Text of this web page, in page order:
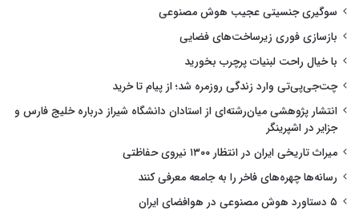
سوگیری جنسیتی عجیب هوش مصنوعی
بازسازی فوری زیرساخت‌های فضایی
با خیال راحت لبنیات پرچرب بخورید
چت‌جی‌پی‌تی وارد زندگی روزمره شد؛ از پیام تا خرید
انتشار پژوهشی میان‌رشته‌ای از استادان دانشگاه شیراز درباره خلیج فارس و
جزایر در اشپرینگر
میراث تاریخی ایران در انتظار ۱۳۰۰ نیروی حفاظتی
رسانه‌ها چهره‌های فاخر را به جامعه معرفی کنند
۵ دستاورد هوش مصنوعی در هوافضای ایران